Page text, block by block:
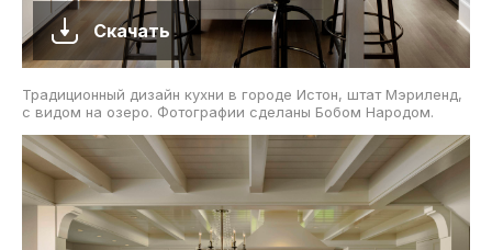
Скачать
Традиционный дизайн кухни в городе Истон, штат Мэриленд,
с видом на озеро. Фотографии сделаны Бобом Народом.